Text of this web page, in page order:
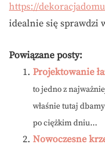
https://
idealnie się sprawdzi
Powiązane posty:
Projektowanie
to jedno z
właśnie tutaj
po ciężkim dniu...
Nowoczesne